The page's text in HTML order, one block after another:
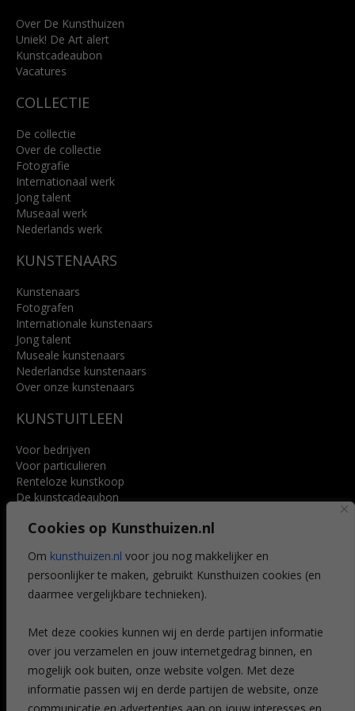
Cookies op Kunsthuizen.nl
Om kunsthuizen.nl voor jou nog makkelijker en
persoonlijker te maken, gebruikt Kunsthuizen cookies (en
daarmee vergelijkbare technieken).
Met deze cookies kunnen wij en derde partijen informatie
over jou verzamelen en jouw internetgedrag binnen, en
mogelijk ook buiten, onze website volgen. Met deze
informatie passen wij en derde partijen de website, onze
info@kunsthuisbreda.nl
Lees meer
Over De Kunsthuizen
Uniek! De Art alert
Kunstcadeaubon
Vacatures
COLLECTIE
De collectie
Over de collectie
Fotografie
Internationaal werk
Jong talent
Museaal werk
Nederlands werk
KUNSTENAARS
Kunstenaars
Fotografen
Internationale kunstenaars
Jong talent
Museale kunstenaars
Nederlandse kunstenaars
Over onze kunstenaars
KUNSTUITLEEN
Voor bedrijven
Voor particulieren
Renteloze kunstkoop
De kunstcadeaubon
Voordelen
Veelgestelde vragen
CONTACT
Leiden
Amsterdam
Breda
Favorieten
Mijn art alert